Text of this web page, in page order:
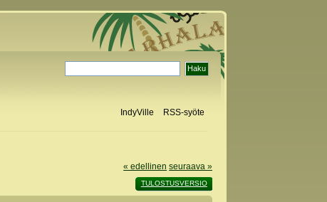
IndyVille RSS-syöte
« edellinen seuraava »
TULOSTUSVERSIO